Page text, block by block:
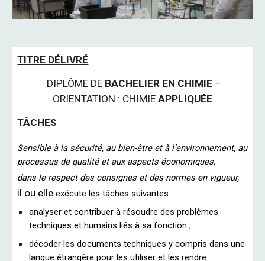
TITRE DÉLIVRÉ
DIPLÔME DE BACHELIER EN CHIMIE–
ORIENTATION : CHIMIE APPLIQUÉE
TÂCHES
Sensible à la sécurité, au bien-être et à l’environnement, au
processus de qualité et aux aspects économiques,
dans le respect des consignes et des normes en vigueur,
il ou elle exécute les tâches suivantes :
analyser et contribuer à résoudre des problèmes
techniques et humains liés à sa fonction ;
décoder les documents techniques y compris dans une
langue étrangère pour les utiliser et les rendre